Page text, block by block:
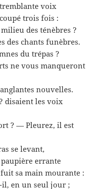
voix
trois fois :
des ténèbres ?
des chants funèbres.
du trépas ?
ne vous manqueront
nouvelles.
disaient les voix
? — Pleurez, il est
se levant,
errante
sa main mourante :
il, en un seul jour ;